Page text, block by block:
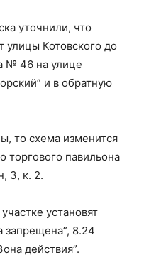
уточнили, что
улицы Котовского до
№ 46 на улице
и в обратную
то схема изменится
торгового павильона
3, к. 2.
установят
запрещена”, 8.24
действия”.